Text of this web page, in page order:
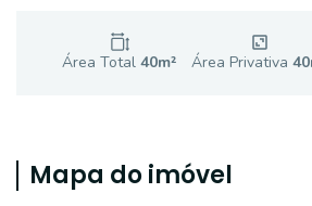
Área Total40m² Área Privativa 40
Mapa do imóvel